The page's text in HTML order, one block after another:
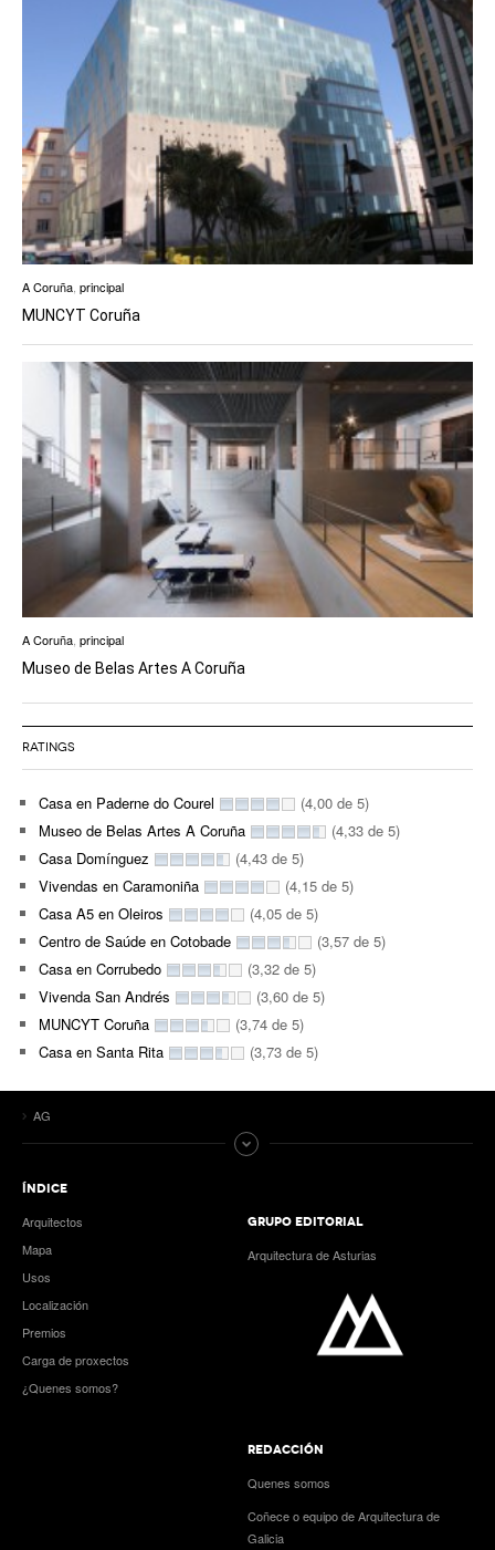
A Coruña, principal
MUNCYT Coruña
A Coruña principal
Museo de Belas Artes A Coruña
RATINGS
Casa en Paderne do Courel
(4,00 de 5)
Museo de Belas Artes A Coruña
(4,33 de 5)
Casa Domínguez
(4,43 de 5)
Vivendas en Caramoniña
(4,15 de 5)
Casa A5 en Oleiros
(4,05 de 5)
Centro de Saúde en Cotobade
(3,57 de 5)
Casa en Corrubedo
(3,32 de 5)
Vivenda San Andrés
(3,60 de 5)
MUNCYT Coruña
(3,74 de 5)
Casa en Santa Rita
(3,73 de 5)
AG
ÍNDICE
Arquitectos
Mapa
Usos
Localización
Premios
Carga de proxectos
¿Quenes somos?
GRUPO EDITORIAL
Arquitectura de Asturias
REDACCIÓN
Quenes somos
Coñece o equipo de Arquitectura de
Galicia